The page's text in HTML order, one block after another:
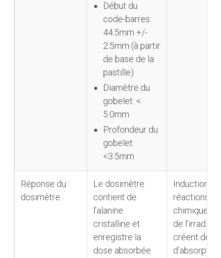
Début du
code-barres:
44.5mm +/-
2.5mm (à partir
de base de la
pastille)
Diamètre du
gobelet: <
5.0mm
Profondeur du
gobelet:
<3.5mm
Réponse du
dosimètre
Le dosimètre
contient de
l’alanine
cristalline et
enregistre la
dose absorbée
Induction de
réactions
chimiques
de
créent des